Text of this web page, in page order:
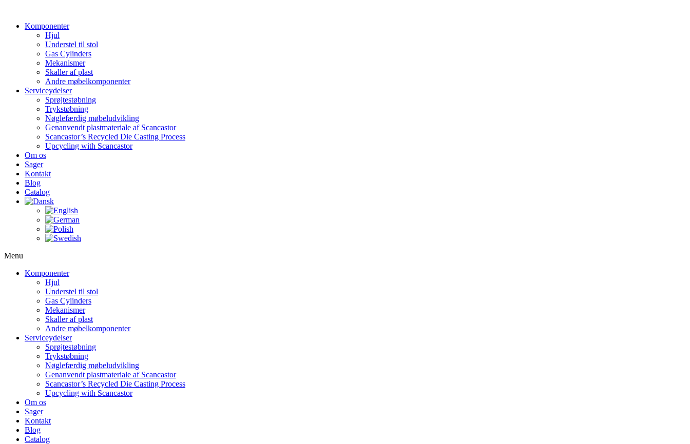
indholdKomponenter
Hjul
Understel til stol
Gas Cylinders
Mekanismer
Skaller af plast
Andre møbelkomponenter
Serviceydelser
Sprøjtestøbning
Trykstøbning
Nøglefærdig møbeludvikling
Genanvendt plastmateriale af Scancastor
Scancastor’s Recycled Die Casting Process
Upcycling with Scancastor
Om os
Sager
Kontakt
Blog
Catalog
Menu
Komponenter
Hjul
Understel til stol
Gas Cylinders
Mekanismer
Skaller af plast
Andre møbelkomponenter
Serviceydelser
Sprøjtestøbning
Trykstøbning
Nøglefærdig møbeludvikling
Genanvendt plastmateriale af Scancastor
Scancastor’s Recycled Die Casting Process
Upcycling with Scancastor
Om os
Sager
Kontakt
Blog
Catalog